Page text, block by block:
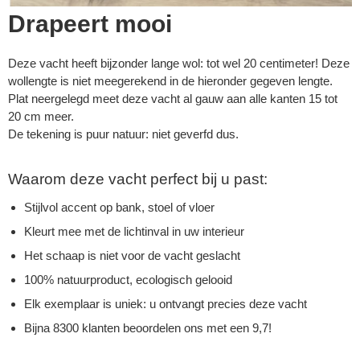
Drapeert mooi
Deze vacht heeft bijzonder lange wol: tot wel 20 centimeter! Deze
wollengte is niet meegerekend in de hieronder gegeven lengte.
Plat neergelegd meet deze vacht al gauw aan alle kanten 15 tot
20 cm meer.
De tekening is puur natuur: niet geverfd dus.
Waarom deze vacht perfect bij u past:
Stijlvol accent op bank, stoel of vloer
Kleurt mee met de lichtinval in uw interieur
Het schaap is niet voor de vacht geslacht
100% natuurproduct, ecologisch gelooid
Elk exemplaar is uniek: u ontvangt precies deze vacht
Bijna 8300 klanten beoordelen ons met een 9,7!